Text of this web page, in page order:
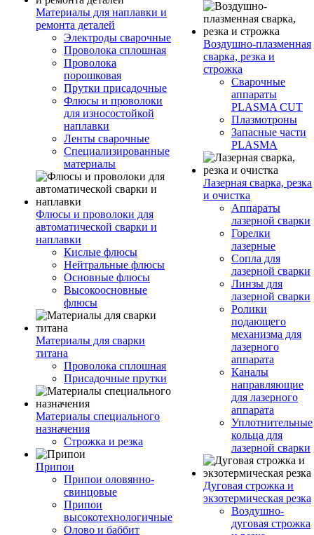
Материалы для наплавки и
ремонта деталей
Электроды сварочные
Проволока сплошная
Проволока
порошковая
Прутки присадочные
Флюсы и проволоки
для износостойкой
наплавки
Ленты сварочные
Специализированные
материалы
Флюсы и проволоки для
автоматической сварки и
наплавки
Кислые флюсы
Нейтральные флюсы
Основные флюсы
Высокоосновные
флюсы
Материалы для сварки
титана
Проволока сплошная
Присадочные прутки
Материалы специального
назначения
Строжка и резка
Припои
Припои оловянно-
свинцовые
Припои
высокотехнологичные
Олово и баббит
Воздушно-плазменная
сварка, резка и
строжка
Сварочные
аппараты
PLASMA CUT
Плазмотроны
Запасные части
PLASMA
Лазерная сварка, резка
и очистка
Аппараты
лазерной сварки
Горелки
лазерные
Сопла для
лазерной сварки
Линзы для
лазерной сварки
Ролики
подающего
механизма для
лазерного
аппарата
Каналы
направляющие
для лазерного
аппарата
Уплотнительные
кольца для
лазерной сварки
Дуговая строжка и
экзотермическая резка
Воздушно-
дуговая строжка